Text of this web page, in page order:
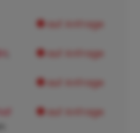
auf Anfrage
auf Anfrage
auf Anfrage
auf Anfrage